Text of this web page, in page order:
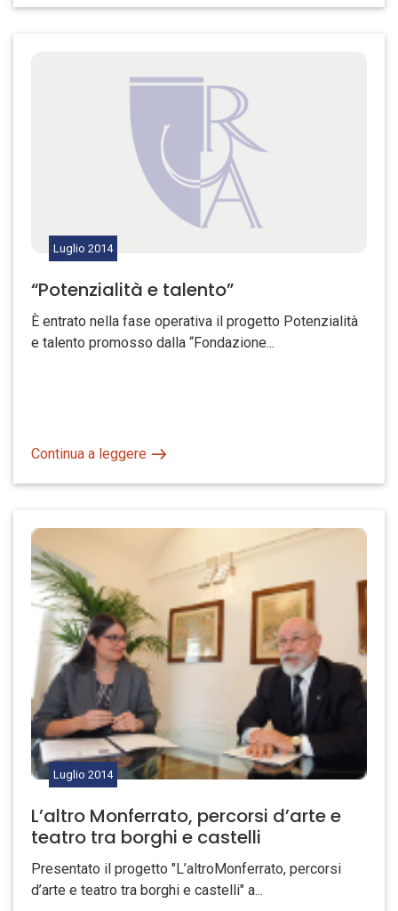
Luglio 2014
“Potenzialità e talento”
È entrato nella fase operativa il progetto Potenzialità
e talento promosso dalla “Fondazione...
Continua a leggere
Luglio 2014
L’altro Monferrato, percorsi d’arte e
teatro tra borghi e castelli
Presentato il progetto "L’altroMonferrato, percorsi
d’arte e teatro tra borghi e castelli" a...